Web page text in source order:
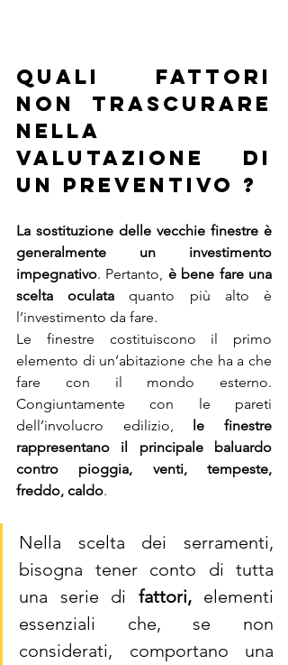
QUALI FATTORI
NON TRASCURARE
NELLA
VALUTAZIONE DI
UN PREVENTIVO ?
La sostituzione delle vecchie finestre è
generalmente un investimento
impegnativo. Pertanto, è bene fare una
scelta oculata quanto più alto è
l’investimento da fare.
Le finestre costituiscono il primo
elemento di un’abitazione che ha a che
fare con il mondo esterno.
Congiuntamente con le pareti
dell’involucro edilizio, le finestre
rappresentano il principale baluardo
contro pioggia, venti, tempeste,
freddo, caldo.
Nella scelta dei serramenti,
bisogna tener conto di tutta
una serie di fattori, elementi
essenziali che, se non
considerati, comportano una